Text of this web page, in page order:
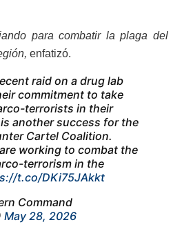
para combatir la plaga del
enfatizó.
raid on a drug lab
commitment to take
terrorists in their
another success for the
Cartel Coalition.
working to combat the
terrorism in the
t.co/DKi75JAkkt
Command
May 28, 2026